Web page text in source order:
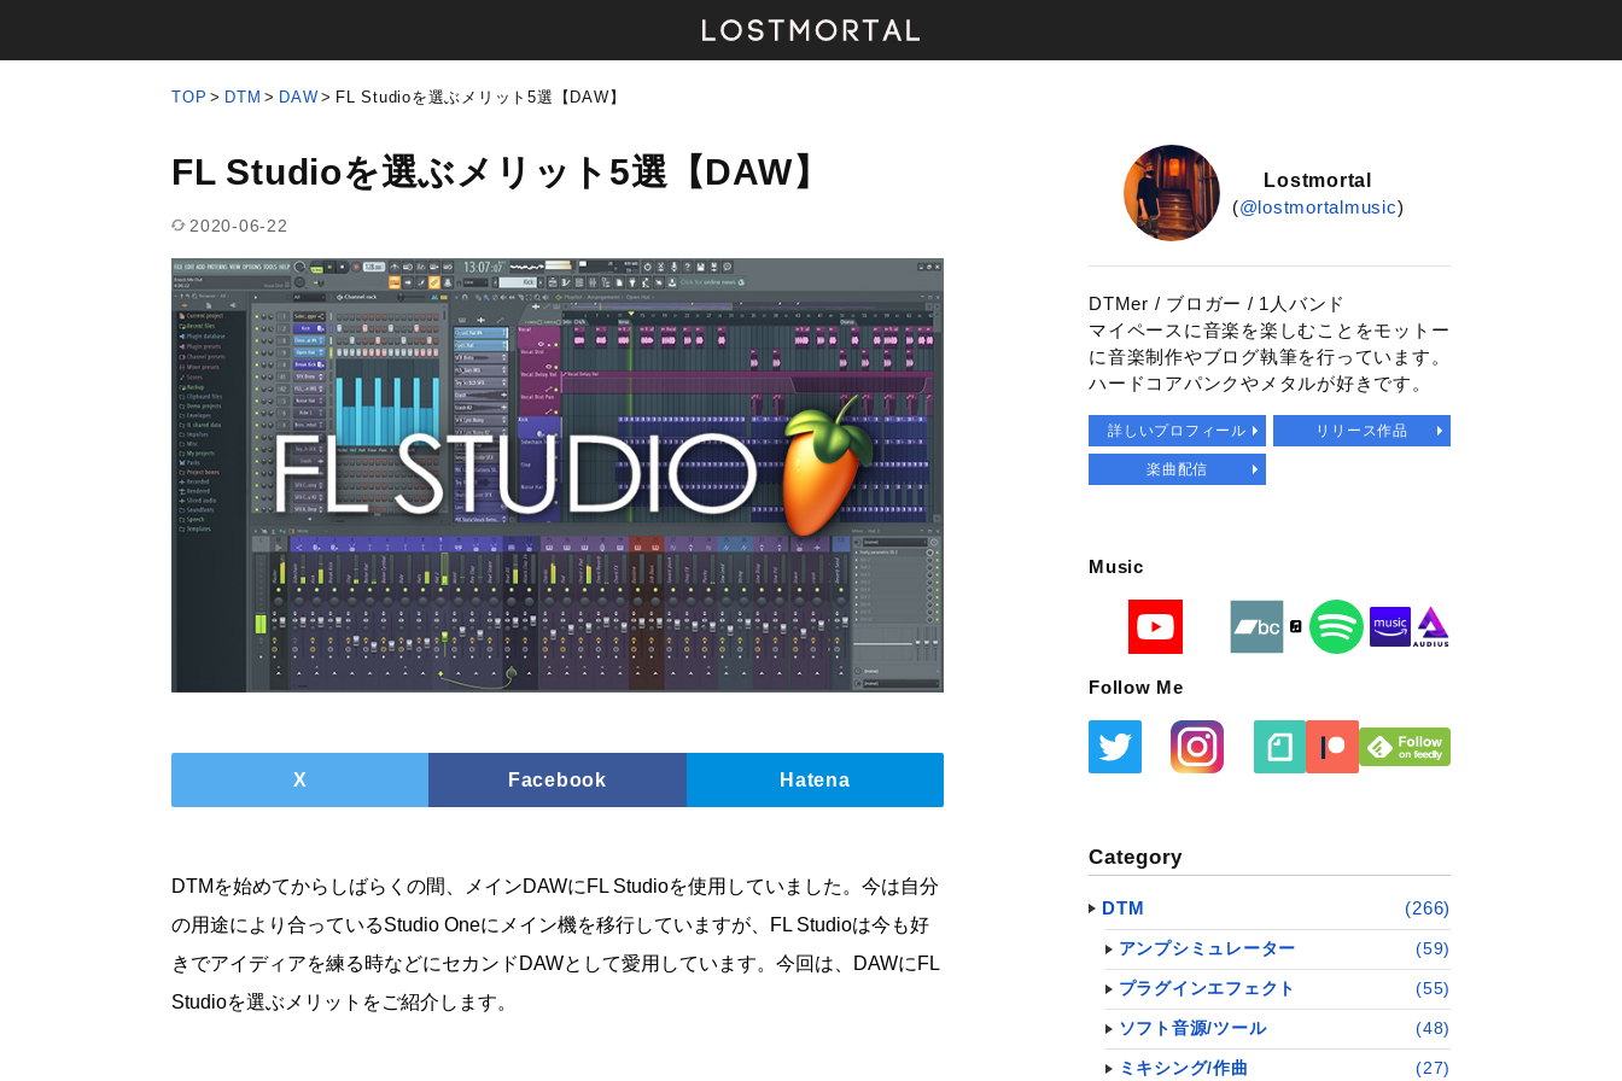
TOP DTM DAW FL Studioを選ぶメリット5選【DAW】
FL Studioを選ぶメリット5選【DAW】
2020-06-22
X Facebook Hatena
DTMを始めてからしばらくの間、メインDAWにFL Studioを使用していました。今は自分
の用途により合っているStudio Oneにメイン機を移行していますが、FL Studioは今も好
きでアイディアを練る時などにセカンドDAWとして愛用しています。今回は、DAWにFL
Studioを選ぶメリットをご紹介します。
Lostmortal
(@lostmortalmusic)
DTMer / ブロガー / 1人バンド
マイペースに音楽を楽しむことをモットー
に音楽制作やブログ執筆を行っています。
ハードコアパンクやメタルが好きです。
詳しいプロフィール リリース作品
楽曲配信
Music
Follow Me
Category
DTM (266)
アンプシミュレーター (59)
プラグインエフェクト (55)
ソフト音源/ツール (48)
ミキシング/作曲 (27)